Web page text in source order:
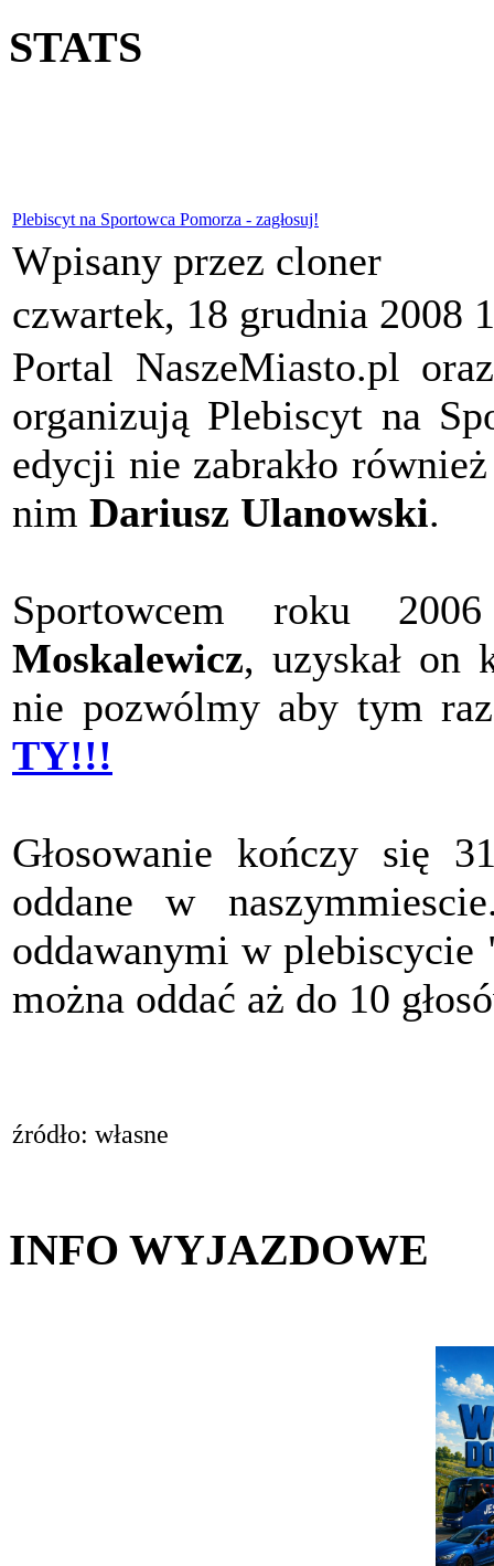
STATS
Plebiscyt na Sportowca Pomorza - zagłosuj!
Wpisany przez cloner
czwartek, 18 grudnia 2008
Portal NaszeMiasto.pl
organizują Plebiscyt na
edycji nie zabrakło
nim Dariusz Ulanowski.
Sportowcem roku
Moskalewicz, uzyskał on
nie pozwólmy aby tym
TY!!!
Głosowanie kończy się
oddane w
oddawanymi w
można oddać aż do 10
źródło: własne
INFO WYJAZDOWE